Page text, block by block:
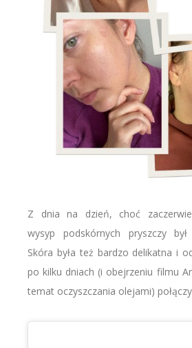
Z dnia na dzień, choć
wysyp podskórnych pryszczy
Skóra była też bardzo delikatna i
po kilku dniach (i obejrzeniu filmu
temat oczyszczania olejami)